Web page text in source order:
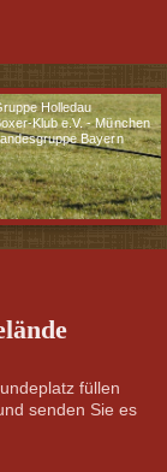
Holledau
Klub e.V. - München
Bayern
füllen
senden Sie es